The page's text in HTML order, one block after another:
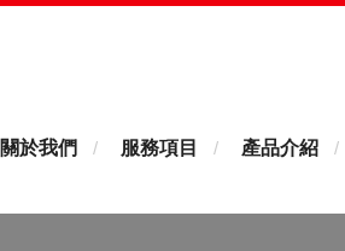
關於我們 服務項目 產品介紹